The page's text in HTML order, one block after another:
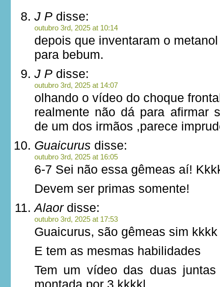
J P disse:
outubro 3rd, 2025 at 10:14
depois que inventaram o
para bebum.
J P disse:
outubro 3rd, 2025 at 14:07
olhando o vídeo do choque
realmente não dá para afirmar
de um dos irmãos ,parece
Guaicurus disse:
outubro 3rd, 2025 at 16:05
6-7 Sei não essa gêmeas aí!
Devem ser primas somente!
Alaordisse:
outubro 3rd, 2025 at 17:53
Guaicurus, são gêmeas sim kkkk
E tem as mesmas habilidades
Tem um vídeo das duas
montada por 3 kkkkl